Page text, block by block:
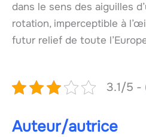
dans le sens des aiguilles
rotation, imperceptible à
futur relief de toute
3.1/5 -
Auteur/autrice